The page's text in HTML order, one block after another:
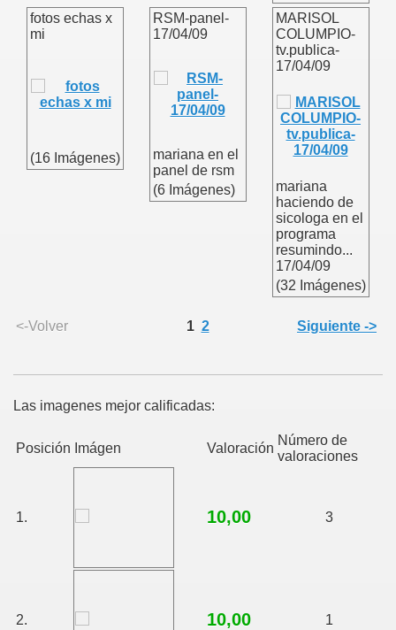
fotos echas x
mi
(16 Imágenes)
RSM-panel-
17/04/09
mariana en el
panel de rsm
(6 Imágenes)
MARISOL
COLUMPIO-
tv.publica-
17/04/09
mariana
haciendo de
sicologa en el
programa
resumindo...
17/04/09
(32 Imágenes)
<-Volver 1 2 Siguiente ->
Las imagenes mejor calificadas:
Posición Imágen Valoración
Número de
valoraciones
1. 10,00 3
2. 10,00 1